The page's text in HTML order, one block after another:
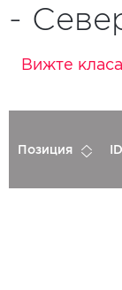
-
Вижте
Позиция ID